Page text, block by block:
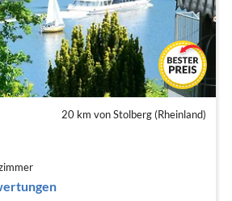
20 km von Stolberg (Rheinland)